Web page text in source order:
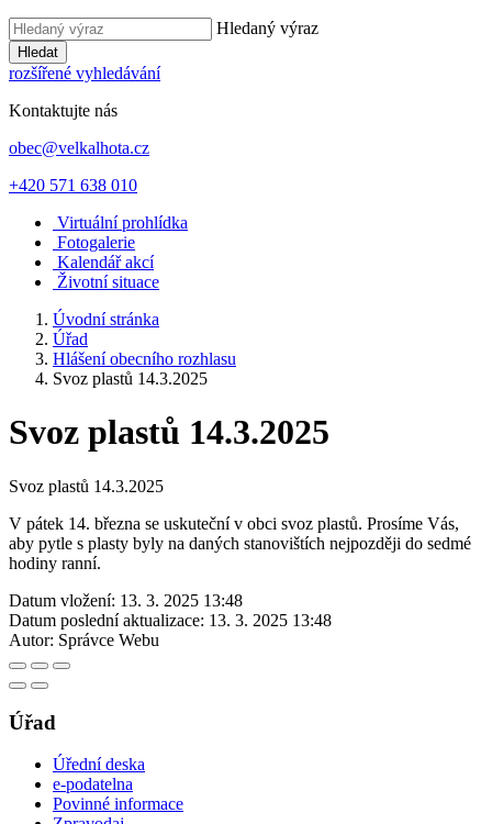
Hledaný výraz
Hledat
rozšířené vyhledávání
Kontaktujte nás
obec@velkalhota.cz
+420 571 638 010
Virtuální prohlídka
Fotogalerie
Kalendář akcí
Životní situace
Úvodní stránka
Úřad
Hlášení obecního rozhlasu
Svoz plastů 14.3.2025
Svoz plastů 14.3.2025
Svoz plastů 14.3.2025
V pátek 14. března se uskuteční v obci svoz plastů. Prosíme Vás,
aby pytle s plasty byly na daných stanovištích nejpozději do sedmé
hodiny ranní.
Datum vložení: 13. 3. 2025 13:48
Datum poslední aktualizace: 13. 3. 2025 13:48
Autor: Správce Webu
Úřad
Úřední deska
e-podatelna
Povinné informace